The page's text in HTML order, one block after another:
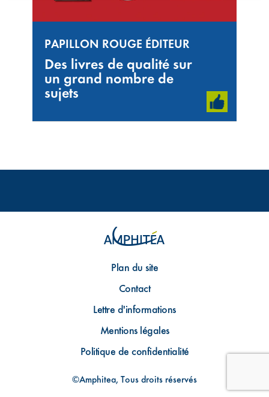
PAPILLON ROUGE ÉDITEUR
Des livres de qualité sur
un grand nombre de
sujets
Plan du site
Contact
Lettre d'informations
Mentions légales
Politique de confidentialité
©Amphitea, Tous droits réservés